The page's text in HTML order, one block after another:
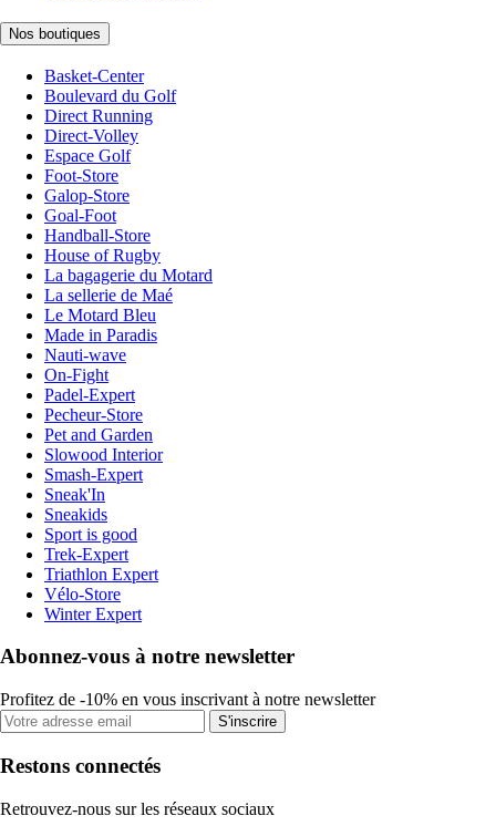
Nos boutiques
Basket-Center
Boulevard du Golf
Direct Running
Direct-Volley
Espace Golf
Foot-Store
Galop-Store
Goal-Foot
Handball-Store
House of Rugby
La bagagerie du Motard
La sellerie de Maé
Le Motard Bleu
Made in Paradis
Nauti-wave
On-Fight
Padel-Expert
Pecheur-Store
Pet and Garden
Slowood Interior
Smash-Expert
Sneak'In
Sneakids
Sport is good
Trek-Expert
Triathlon Expert
Vélo-Store
Winter Expert
Abonnez-vous à notre newsletter
Profitez de -10% en vous inscrivant à notre newsletter
S'inscrire
Restons connectés
Retrouvez-nous sur les réseaux sociaux